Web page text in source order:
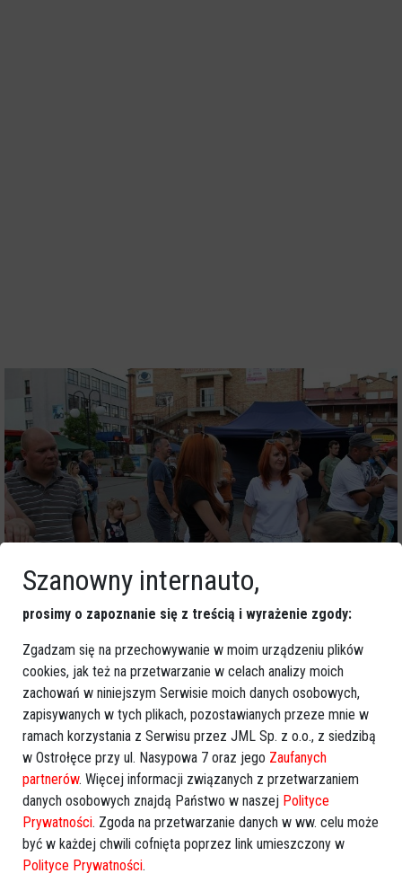
Szanowny internauto,
prosimy o zapoznanie się z treścią i wyrażenie zgody:
Zgadzam się na przechowywanie w moim urządzeniu plików
cookies, jak też na przetwarzanie w celach analizy moich
zachowań w niniejszym Serwisie moich danych osobowych,
zapisywanych w tych plikach, pozostawianych przeze mnie w
ramach korzystania z Serwisu przez JML Sp. z o.o., z siedzibą
w Ostrołęce przy ul. Nasypowa 7 oraz jego Zaufanych
partnerów. Więcej informacji związanych z przetwarzaniem
danych osobowych znajdą Państwo w naszej Polityce
Prywatności. Zgoda na przetwarzanie danych w ww. celu może
być w każdej chwili cofnięta poprzez link umieszczony w
Polityce Prywatności.